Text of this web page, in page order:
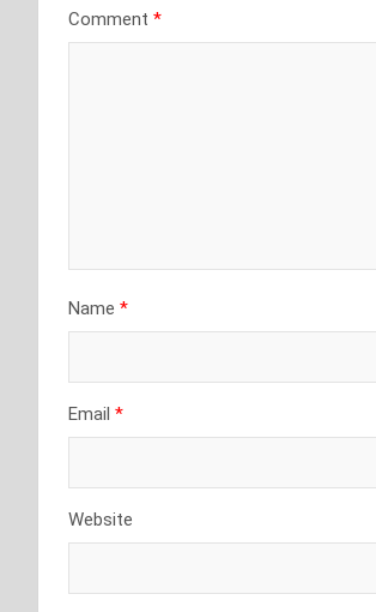
Comment *
Name *
Email *
Website